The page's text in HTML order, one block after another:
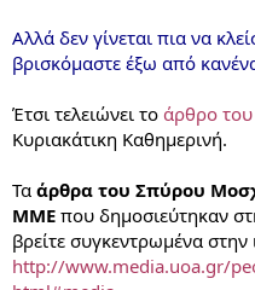
Αλλά δεν γίνεται πια να
βρισκόμαστε έξω από
Έτσι τελειώνει το άρθρο
Κυριακάτικη Καθημερινή.
Τα άρθρα του Σπύρου
ΜΜΕ που δημοσιεύτηκαν
βρείτε συγκεντρωμένα στην
http://www.media.uoa.gr/